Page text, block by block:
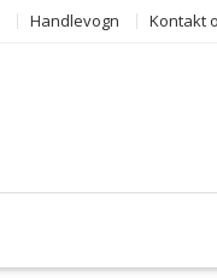
Handlevogn Kontakt